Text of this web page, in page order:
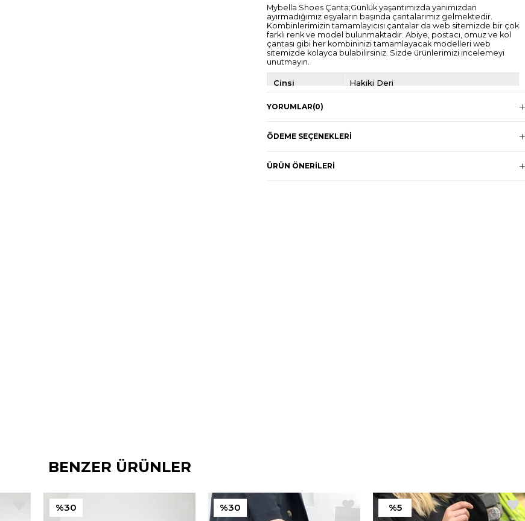
Mybella Shoes Çanta;Günlük yaşantımızda yanımızdan
ayırmadığımız eşyaların başında çantalarımız gelmektedir.
Kombinlerimizin tamamlayıcısı çantalar da web sitemizde bir çok
farklı renk ve model bulunmaktadır. Abiye, postacı, omuz ve kol
çantası gibi her kombininizi tamamlayacak modelleri web
sitemizde kolayca bulabilirsiniz. Sizde ürünlerimizi incelemeyi
unutmayın.
Cinsi Hakiki Deri
Taban
Bağlama Şekli Boş
Ürün Niteliği
Ürün Meşei Yerli Üretim
YORUMLAR(0)
ÖDEME SEÇENEKLERI
ÜRÜN ÖNERILERI
BENZER ÜRÜNLER
%30 %30 %5